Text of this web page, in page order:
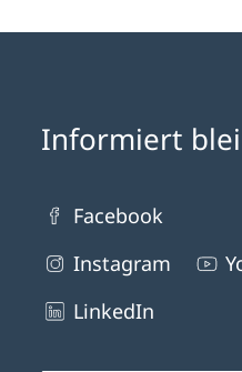
Informiert
Facebook
Instagram
LinkedIn